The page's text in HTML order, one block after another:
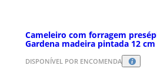
Cameleiro com forragem
Gardena madeira pintada 12 cm
DISPONÍVEL POR ENCOMENDA